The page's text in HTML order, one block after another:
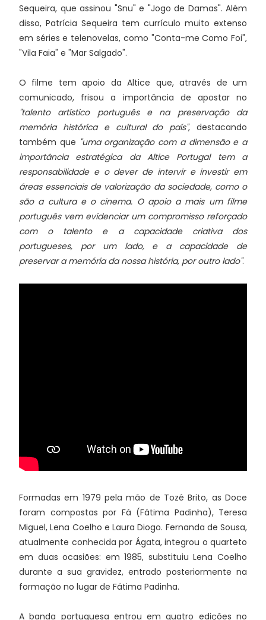
Sequeira, que assinou "Snu" e "Jogo de Damas". Além
disso, Patrícia Sequeira tem currículo muito extenso
em séries e telenovelas, como "Conta-me Como Foi",
"Vila Faia" e "Mar Salgado".
O filme tem apoio da Altice que, através de um
comunicado, frisou a importância de apostar no
"talento artístico português e na preservação da
memória histórica e cultural do país", destacando
também que "uma organização com a dimensão e a
importância estratégica da Altice Portugal tem a
responsabilidade e o dever de intervir e investir em
áreas essenciais de valorização da sociedade, como o
são a cultura e o cinema. O apoio a mais um filme
português vem evidenciar um compromisso reforçado
com o talento e a capacidade criativa dos
portugueses, por um lado, e a capacidade de
preservar a memória da nossa história, por outro lado".
Formadas em 1979 pela mão de Tozé Brito, as Doce
foram compostas por Fá (Fátima Padinha), Teresa
Miguel, Lena Coelho e Laura Diogo. Fernanda de Sousa,
atualmente conhecida por Ágata, integrou o quarteto
em duas ocasiões: em 1985, substituiu Lena Coelho
durante a sua gravidez, entrado posteriormente na
formação no lugar de Fátima Padinha.
A banda portuguesa entrou em quatro edições no